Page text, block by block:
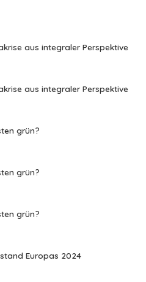
aus integraler Perspektive
aus integraler Perspektive
grün?
grün?
grün?
Europas 2024